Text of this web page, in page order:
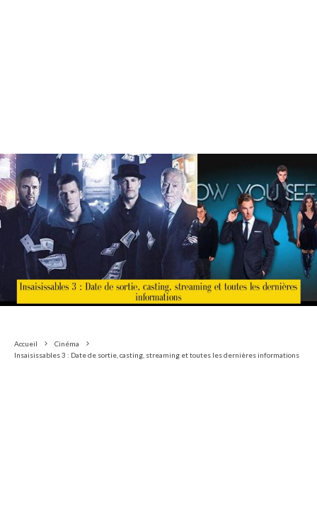
Accueil
Cinéma
Insaisissables 3 : Date de sortie, casting, streaming et toutes les dernières informations